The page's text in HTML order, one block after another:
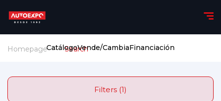
CatálogoVende/CambiaFinanciación
Homepage Search
Filters (1)